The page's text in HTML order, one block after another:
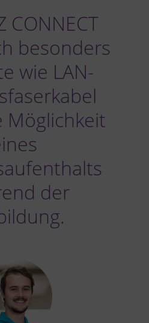
CONNECT
besonders
wie LAN-
Möglichkeit
der